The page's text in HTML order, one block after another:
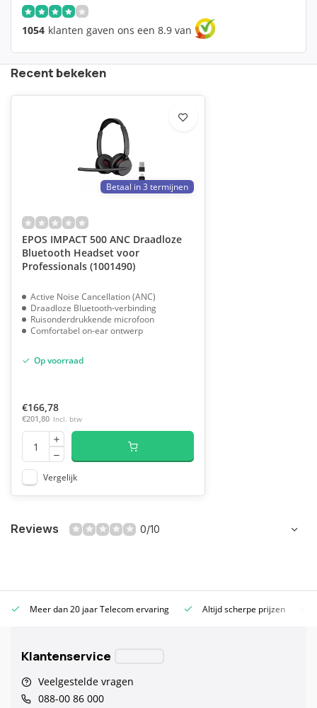
1054 klanten gaven ons een 8.9 van
Recent bekeken
Betaal in 3 termijnen
EPOS IMPACT 500 ANC Draadloze
Bluetooth Headset voor
Professionals (1001490)
Active Noise Cancellation (ANC)
Draadloze Bluetooth-verbinding
Ruisonderdrukkende microfoon
Comfortabel on-ear ontwerp
Op voorraad
€166,78
€201,80 Incl. btw
Vergelijk
Reviews 0/10
Meer dan 20 jaar Telecom ervaring Altijd scherpe prijzen
Klantenservice
Veelgestelde vragen
088-00 86 000